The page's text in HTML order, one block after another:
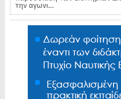
την αγωνι...